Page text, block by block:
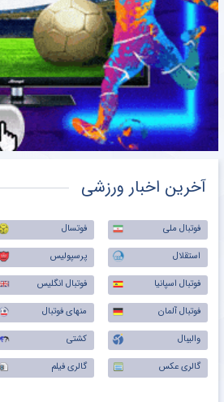
آخرین اخبار ورزشی
فوتبال ملی فوتسال
استقلال
پرسپولیس
فوتبال اسپانیا
فوتبال انگلیس
فوتبال آلمان
منهای فوتبال
والیبال
کشتی
گالری عکس
گالری فیلم